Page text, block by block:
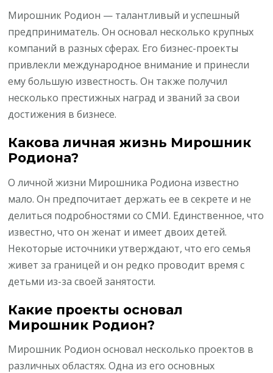
Мирошник Родион — талантливый и успешный
предприниматель. Он основал несколько крупных
компаний в разных сферах. Его бизнес-проекты
привлекли международное внимание и принесли
ему большую известность. Он также получил
несколько престижных наград и званий за свои
достижения в бизнесе.
Какова личная жизнь Мирошник
Родиона?
О личной жизни Мирошника Родиона известно
мало. Он предпочитает держать ее в секрете и не
делиться подробностями со СМИ. Единственное, что
известно, что он женат и имеет двоих детей.
Некоторые источники утверждают, что его семья
живет за границей и он редко проводит время с
детьми из-за своей занятости.
Какие проекты основал
Мирошник Родион?
Мирошник Родион основал несколько проектов в
различных областях. Одна из его основных